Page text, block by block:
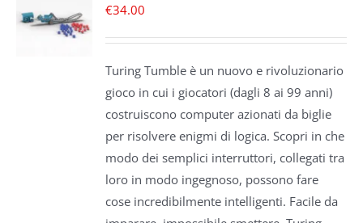
€34.00
Turing Tumble è un nuovo e rivoluzionario
gioco in cui i giocatori (dagli 8 ai 99 anni)
costruiscono computer azionati da biglie
per risolvere enigmi di logica. Scopri in che
modo dei semplici interruttori, collegati tra
loro in modo ingegnoso, possono fare
cose incredibilmente intelligenti. Facile da